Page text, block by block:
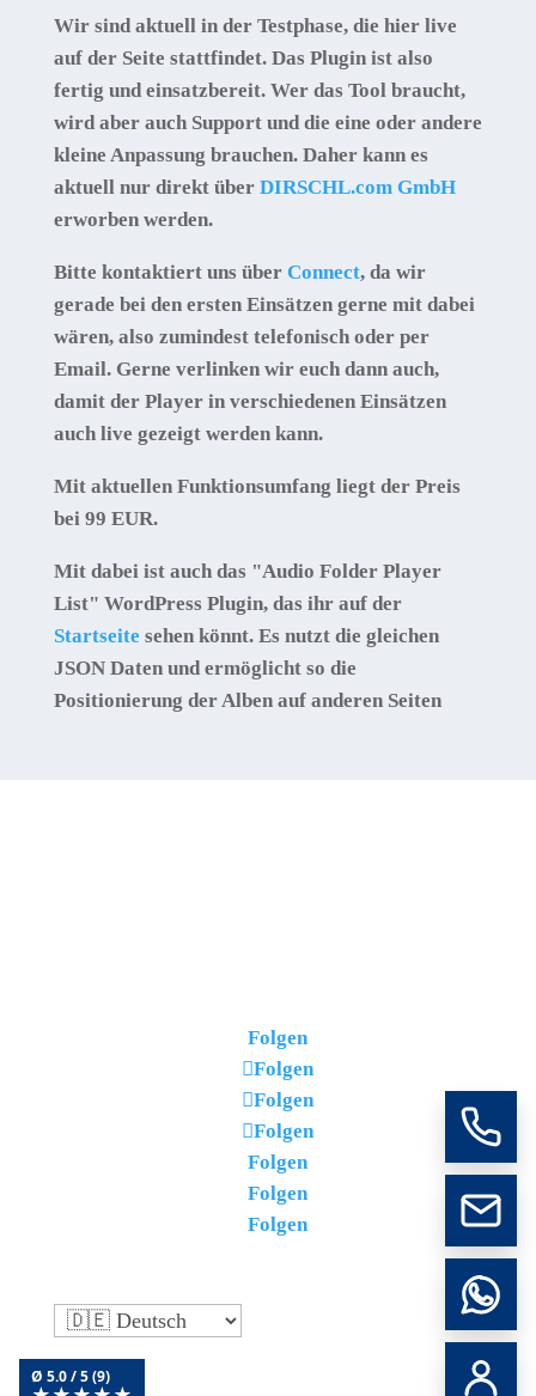
Wir sind aktuell in der Testphase, die hier live
auf der Seite stattfindet. Das Plugin ist also
fertig und einsatzbereit. Wer das Tool braucht,
wird aber auch Support und die eine oder andere
kleine Anpassung brauchen. Daher kann es
aktuell nur direkt über DIRSCHL.com GmbH
erworben werden.
Bitte kontaktiert uns über Connect, da wir
gerade bei den ersten Einsätzen gerne mit dabei
wären, also zumindest telefonisch oder per
Email. Gerne verlinken wir euch dann auch,
damit der Player in verschiedenen Einsätzen
auch live gezeigt werden kann.
Mit aktuellen Funktionsumfang liegt der Preis
bei 99 EUR.
Mit dabei ist auch das "Audio Folder Player
List" WordPress Plugin, das ihr auf der
Startseite sehen könnt. Es nutzt die gleichen
JSON Daten und ermöglicht so die
Positionierung der Alben auf anderen Seiten
Folgen
Folgen
Folgen
Folgen
Folgen
Folgen
Folgen
Ø 5.0 / 5 (9)